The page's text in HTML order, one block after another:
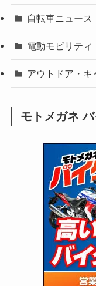
(637)
(118)
(5)
(109)
(38)
(24)
(16)
(25)
(24)
(47)
(15)
(5)
(64)
(16)
(62)
(4)
(17)
(5)
(131)
(38)
(131)
(167)
(85)
(21)
(61)
(171)
(98)
(13)
(60)
(274)
(171)
(38)
(59)
(72) (126)
(170)
自転車ニュース
(54)
電動モビリティ
アウトドア・キ
モトメガネ